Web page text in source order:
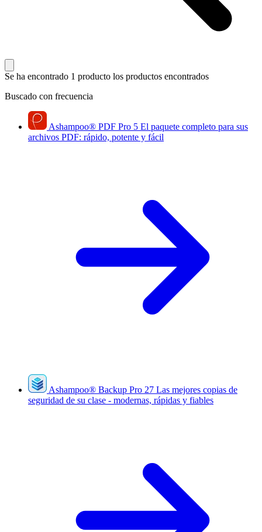
Se ha encontrado 1 producto los productos encontrados
Buscado con frecuencia
Ashampoo® PDF Pro 5 El paquete completo para sus
archivos PDF: rápido, potente y fácil
Ashampoo® Backup Pro 27 Las mejores copias de
seguridad de su clase - modernas, rápidas y fiables